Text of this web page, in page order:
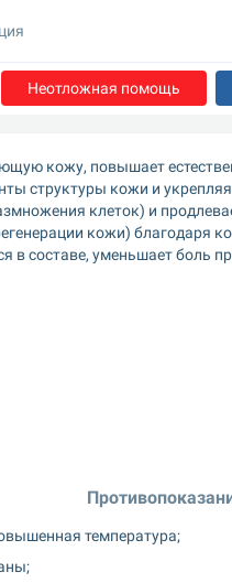
Неотложная помощь
кожу, повышает
структуры кожи и
клеток) и
кожи) благодаря
в составе, уменьшает боль
температура;